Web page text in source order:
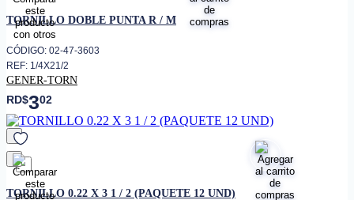
favorito
TORNILLO DOBLE PUNTA R / M
CÓDIGO: 02-47-3603
REF: 1/4X21/2
GENER-TORN
RD$302
favorito
TORNILLO 0.22 X 3 1 / 2 (PAQUETE 12 UND)